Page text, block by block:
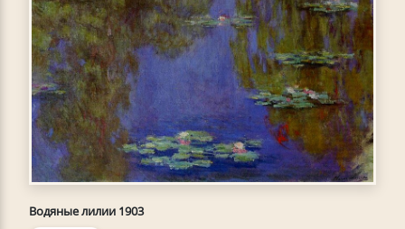
Водяные лилии 1903